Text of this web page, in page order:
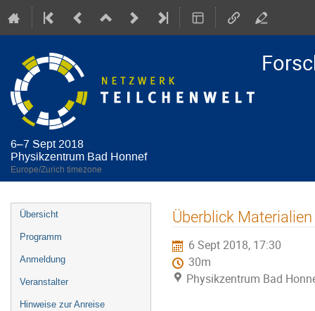
6–7 Sept 2018
Physikzentrum Bad Honnef
Europe/Zurich timezone
Event
menu
Übersicht
Programm
Anmeldung
Veranstalter
Hinweise zur Anreise
Überblick
6 Sept 2018, 17:30
30m
Physikzentrum Bad